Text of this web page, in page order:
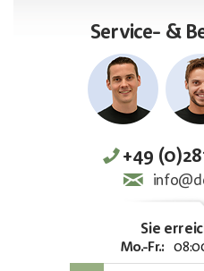
Service- &
+49
Sie
Mo.-Fr.: